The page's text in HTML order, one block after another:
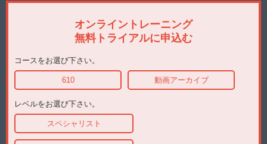
オンライントレーニング
無料トライアルに申込む
コースをお選び下さい。
610 動画アーカイブ
レベルをお選び下さい。
スペシャリスト